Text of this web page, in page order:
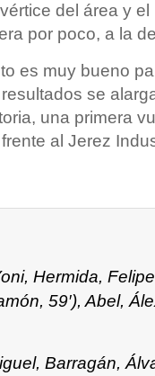
del área y
por poco, a la
es muy bueno
se
una primera
al Jerez
Hermida,
59′), Abel,
Barragán,